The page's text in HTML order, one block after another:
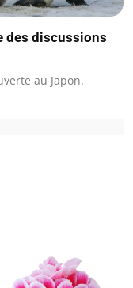
des discussions
au Japon.